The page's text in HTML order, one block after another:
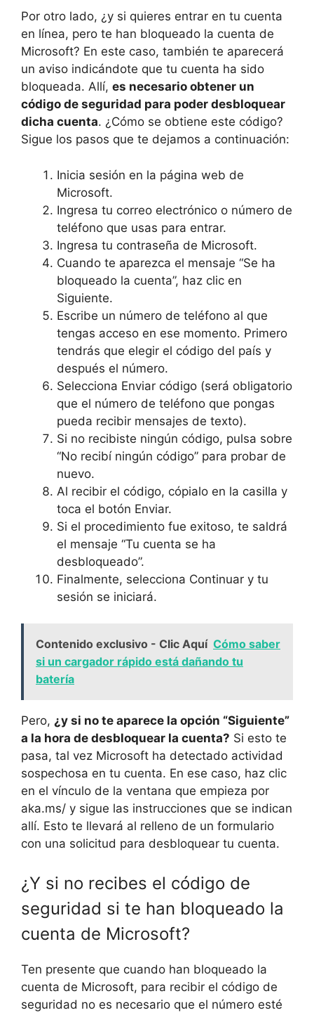
Por otro lado, ¿y si quieres entrar en tu cuenta
en línea, pero te han bloqueado la cuenta de
Microsoft? En este caso, también te aparecerá
un aviso indicándote que tu cuenta ha sido
bloqueada. Allí, es necesario obtener un
código de seguridad para poder desbloquear
dicha cuenta. ¿Cómo se obtiene este código?
Sigue los pasos que te dejamos a continuación:
Inicia sesión en la página web de
Microsoft.
Ingresa tu correo electrónico o número de
teléfono que usas para entrar.
Ingresa tu contraseña de Microsoft.
Cuando te aparezca el mensaje “Se ha
bloqueado la cuenta”, haz clic en
Siguiente.
Escribe un número de teléfono al que
tengas acceso en ese momento. Primero
tendrás que elegir el código del país y
después el número.
Selecciona Enviar código (será obligatorio
que el número de teléfono que pongas
pueda recibir mensajes de texto).
Si no recibiste ningún código, pulsa sobre
“No recibí ningún código” para probar de
nuevo.
Al recibir el código, cópialo en la casilla y
toca el botón Enviar.
Si el procedimiento fue exitoso, te saldrá
el mensaje “Tu cuenta se ha
desbloqueado”.
Finalmente, selecciona Continuar y tu
sesión se iniciará.
Contenido exclusivo - Clic Aquí Cómo saber
si un cargador rápido está dañando tu
batería
Pero, ¿y si no te aparece la opción “Siguiente”
a la hora de desbloquear la cuenta? Si esto te
pasa, tal vez Microsoft ha detectado actividad
sospechosa en tu cuenta. En ese caso, haz clic
en el vínculo de la ventana que empieza por
aka.ms/ y sigue las instrucciones que se indican
allí. Esto te llevará al relleno de un formulario
con una solicitud para desbloquear tu cuenta.
¿Y si no recibes el código de
seguridad si te han bloqueado la
cuenta de Microsoft?
Ten presente que cuando han bloqueado la
cuenta de Microsoft, para recibir el código de
seguridad no es necesario que el número esté